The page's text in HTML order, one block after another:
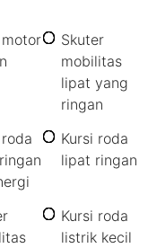
Skuter
mobilitas
lipat yang
ringan
Kursi roda
lipat ringan
Kursi roda
listrik kecil